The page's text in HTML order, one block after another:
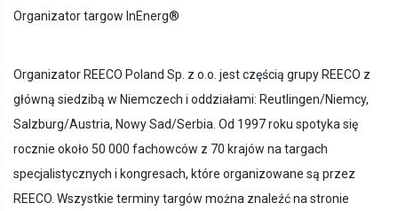
Organizator targow InEnerg®
Organizator REECO Poland Sp. z o.o. jest częścią grupy REECO z
główną siedzibą w Niemczech i oddziałami: Reutlingen/Niemcy,
Salzburg/Austria, Nowy Sad/Serbia. Od 1997 roku spotyka się
rocznie około 50 000 fachowców z 70 krajów na targach
specjalistycznych i kongresach, które organizowane są przez
REECO. Wszystkie terminy targów można znaleźć na stronie